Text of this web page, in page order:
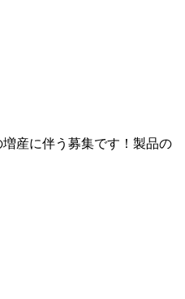
産に伴う募集です！製品の